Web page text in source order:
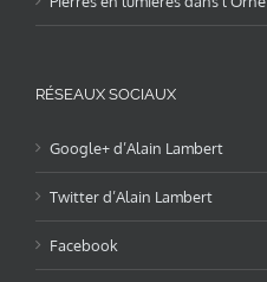
RÉSEAUX SOCIAUX
Google+ d’Alain Lambert
Twitter d’Alain Lambert
Facebook